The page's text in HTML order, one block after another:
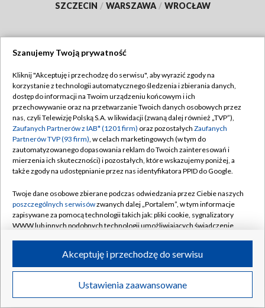
SZCZECIN / WARSZAWA / WROCŁAW
TVP
Abonament TVP
Emisja w TVP
Centrum informacji TVP
Naziemna Telewizja Cyfrowa
Rada Programowa
System NOS
Informacje o nadawcy
Program dla prasy
Ogłoszenie przetargowe
Regulamin TVP
Polityka prywatności
Moje zgody
Pomoc
Kontakt
Kanały
©2026 Telewizja Polska S.A. w likwidacji
Szanujemy Twoją prywatność
Kliknij "Akceptuję i przechodzę do serwisu", aby wyrazić zgody na
korzystanie z technologii automatycznego śledzenia i zbierania danych,
dostęp do informacji na Twoim urządzeniu końcowym i ich
przechowywanie oraz na przetwarzanie Twoich danych osobowych przez
nas, czyli Telewizję Polską S.A. w likwidacji (zwaną dalej również „TVP”),
Zaufanych Partnerów z IAB* (1201 firm) oraz pozostałych Zaufanych
Partnerów TVP (93 firm), w celach marketingowych (w tym do
zautomatyzowanego dopasowania reklam do Twoich zainteresowań i
mierzenia ich skuteczności) i pozostałych, które wskazujemy poniżej, a
także zgody na udostępnianie przez nas identyfikatora PPID do Google.
Twoje dane osobowe zbierane podczas odwiedzania przez Ciebie naszych
poszczególnych serwisówzwanych dalej „Portalem”, w tym informacje
zapisywane za pomocą technologii takich jak: pliki cookie, sygnalizatory
WWW lub innych podobnych technologii umożliwiających świadczenie
ruchu w Internecie.
Twoje dane osobowe zbierane podczas odwiedzania przez Ciebie
poszczególnych serwisówna Portalu, takie jak adresy IP, identyfikatory
Ustawienia zaawansowane
Akceptuję i przechodzę do serwisu